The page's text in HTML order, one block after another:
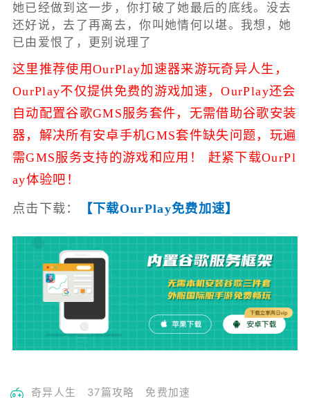
她已经做到这一步，你打破了她最后的底线。没去
还好说，去了再离去，你叫她情何以堪。我想，她
已由爱恨了，更别说理了
这里推荐使用OurPlay加速器来游玩奇异人生，
OurPlay不仅提供免费的游戏加速，OurPlay还会
自动配置谷歌GMS服务套件，无需借助谷歌安装
器，解决所有安卓手机GMS套件缺失问题，玩遍
需GMS服务支持的游戏和应用！ 赶紧下载OurPl
ay体验吧！
点击下载： 【下载OurPlay免费加速】
奇异人生 37篇攻略 免费加速